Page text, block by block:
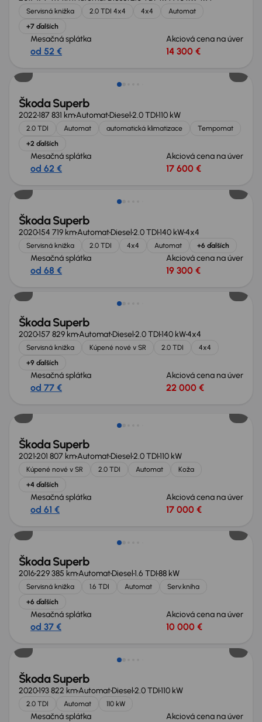
Servisná knižka 2.0 TDI 4x4 4x4
Automat
+7 ďalších
Mesačná splátka
od 52 €
Akciová cena na úver
14 300 €
Škoda Superb
2022187 831 kmAutomatDiesel2.0 TDI110 kW
2.0 TDI Automat automatická klimatizace
Tempomat
+2 ďalších
Mesačná splátka
od 62 €
Akciová cena na úver
17 600 €
Zlacnené o 500 €
Škoda Superb
2020154 719 kmAutomatDiesel2.0 TDI140 kW4x4
Servisná knižka 2.0 TDI 4x4 Automat +6 ďalších
Mesačná splátka
od 68 €
Akciová cena na úver
19 300 €
Škoda Superb
2020157 829 kmAutomatDiesel2.0 TDI140 kW4x4
Servisná knižka Kúpené nové v SR 2.0 TDI
4x4
+9 ďalších
Mesačná splátka
od 77 €
Akciová cena na úver
22 000 €
Škoda Superb
2021201 807 kmAutomatDiesel2.0 TDI110 kW
Kúpené nové v SR 2.0 TDI Automat
Koža
+4 ďalších
Mesačná splátka
od 61 €
Akciová cena na úver
17 000 €
Škoda Superb
2016229 385 kmAutomatDiesel1.6 TDI88 kW
Servisná knižka 1.6 TDI Automat
Serv.kniha
+6 ďalších
Mesačná splátka
od 37 €
Akciová cena na úver
10 000 €
Škoda Superb
2020193 822 kmAutomatDiesel2.0 TDI110 kW
2.0 TDI Automat 110 kW
Mesačná splátka Akciová cena na úver